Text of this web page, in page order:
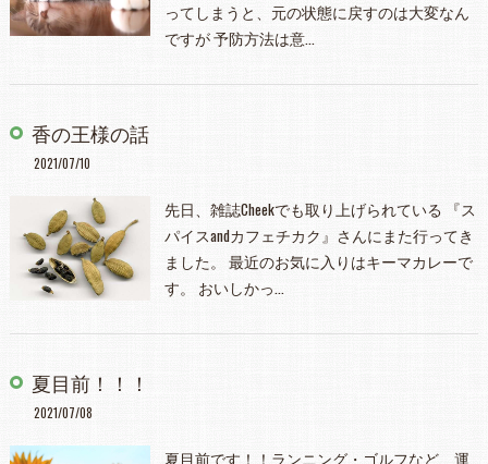
ってしまうと、元の状態に戻すのは大変なん
ですが 予防方法は意…
香の王様の話
2021/07/10
先日、雑誌Cheekでも取り上げられている 『ス
パイスandカフェチカク』さんにまた行ってき
ました。 最近のお気に入りはキーマカレーで
す。 おいしかっ…
夏目前！！！
2021/07/08
夏目前です！！ランニング・ゴルフなど、運